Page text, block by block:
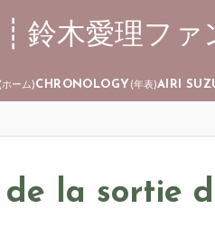
┊ 鈴木愛理ファ
(ホーム)CHRONOLOGY (年表)AIRI
de la sortie